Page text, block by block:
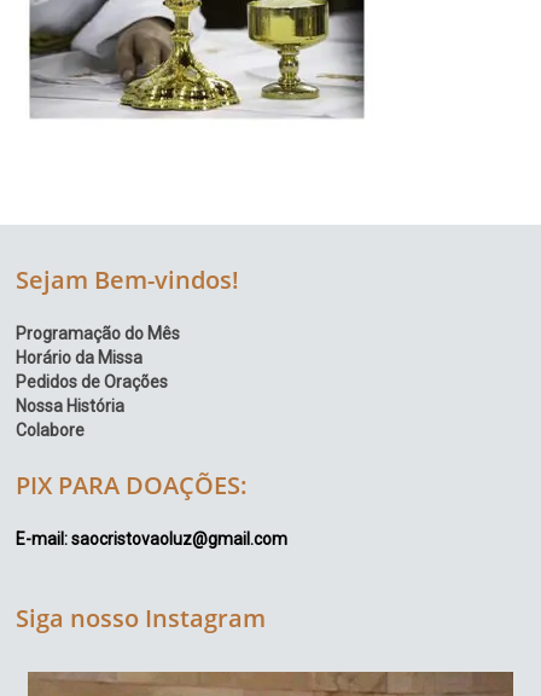
Sejam Bem-vindos!
Programação do Mês
Horário da Missa
Pedidos de Orações
Nossa História
Colabore
PIX PARA DOAÇÕES:
E-mail: saocristovaoluz@gmail.com
Siga nosso Instagram